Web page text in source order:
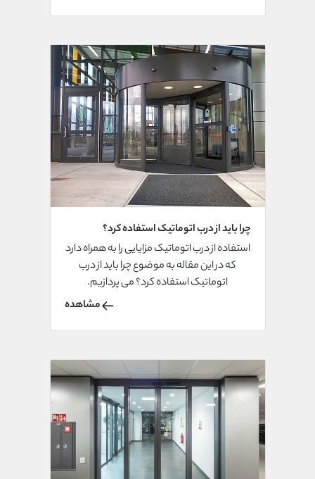
چرا باید از درب اتوماتیک استفاده کرد؟
استفاده از درب اتوماتیک مزایایی را به همراه دارد
که در این مقاله به موضوع چرا باید از درب
اتوماتیک استفاده کرد؟ می پردازیم.
مشاهده